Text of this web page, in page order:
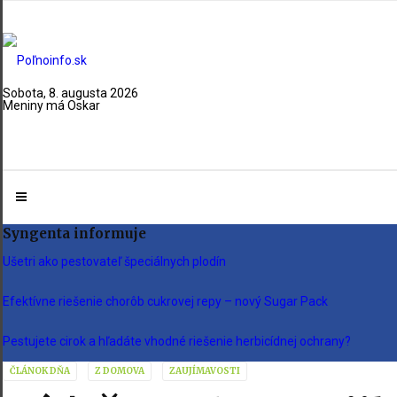
Sobota, 8. augusta 2026
Meniny má Oskar
Syngenta informuje
Ušetri ako pestovateľ špeciálnych plodín
Efektívne riešenie chorôb cukrovej repy – nový Sugar Pack
Pestujete cirok a hľadáte vhodné riešenie herbicídnej ochrany?
ČLÁNOK DŇA Z DOMOVA ZAUJÍMAVOSTI